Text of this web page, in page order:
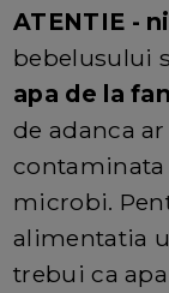
ATENTIE -
bebelusului
apa de la
de adanca
microbi.
alimentatia
trebui ca